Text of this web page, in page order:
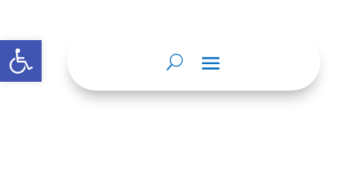
Abrir barra de herramientas
Nosotros